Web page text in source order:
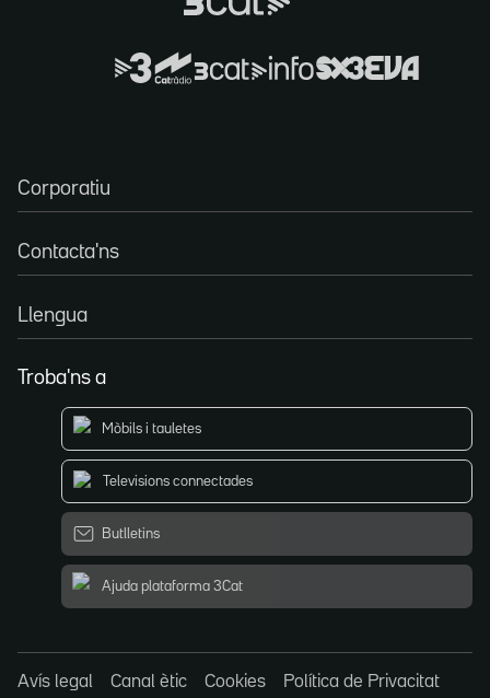
Corporatiu
Contacta'ns
Llengua
Troba'ns a
Mòbils i tauletes
Televisions connectades
Butlletins
Ajuda plataforma 3Cat
Avís legal Canal ètic Cookies Política de Privacitat